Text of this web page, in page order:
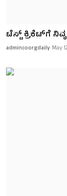
ಟೆಸ್ಟ್ ಕ್ರಿಕೆಟ್‌ಗೆ
admincoorgdaily May